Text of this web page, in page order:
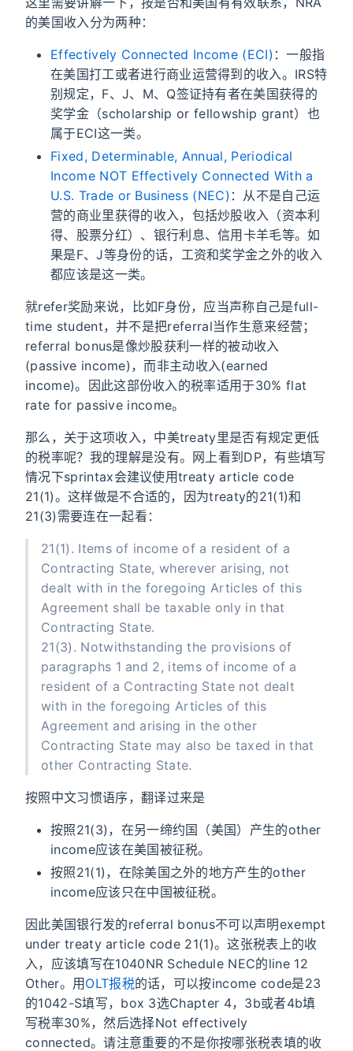
的美国收入分为两种：
Effectively Connected Income (ECI) ：一般指
在美国打工或者进行商业运营得到的收入。IRS特
别规定，F、J、M、Q签证持有者在美国获得的
奖学金（scholarship or fellowship grant）也
属于ECI这一类。
Fixed, Determinable, Annual, Periodical
Income NOT Effectively Connected With a
U.S. Trade or Business (NEC) ：从不是自己运
营的商业里获得的收入，包括炒股收入（资本利
得、股票分红）、银行利息、信用卡羊毛等。如
果是F、J等身份的话，工资和奖学金之外的收入
都应该是这一类。
就refer奖励来说，比如F身份，应当声称自己是full-
time student，并不是把referral当作生意来经营；
referral bonus是像炒股获利一样的被动收入
(passive income)，而非主动收入(earned
income)。因此这部份收入的税率适用于30% flat
rate for passive income。
那么，关于这项收入，中美treaty里是否有规定更低
的税率呢？我的理解是没有。网上看到DP，有些填写
情况下sprintax会建议使用treaty article code
21(1)。这样做是不合适的，因为treaty的21(1)和
21(3)需要连在一起看：
21(1). Items of income of a resident of a
Contracting State, wherever arising, not
dealt with in the foregoing Articles of this
Agreement shall be taxable only in that
Contracting State.
21(3). Notwithstanding the provisions of
paragraphs 1 and 2, items of income of a
resident of a Contracting State not dealt
with in the foregoing Articles of this
Agreement and arising in the other
Contracting State may also be taxed in that
other Contracting State.
按照中文习惯语序，翻译过来是
按照21(3)，在另一缔约国（美国）产生的other
income应该在美国被征税。
按照21(1)，在除美国之外的地方产生的other
income应该只在中国被征税。
因此美国银行发的referral bonus不可以声明exempt
under treaty article code 21(1)。这张税表上的收
入，应该填写在1040NR Schedule NEC的line 12
Other。用OLT报税的话，可以按income code是23
的1042-S填写，box 3选Chapter 4，3b或者4b填
写税率30%，然后选择Not effectively
connected。请注意重要的不是你按哪张税表填的收